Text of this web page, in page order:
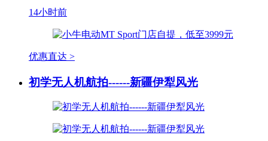
14小时前
优惠直达 >
初学无人机航拍------新疆伊犁风光